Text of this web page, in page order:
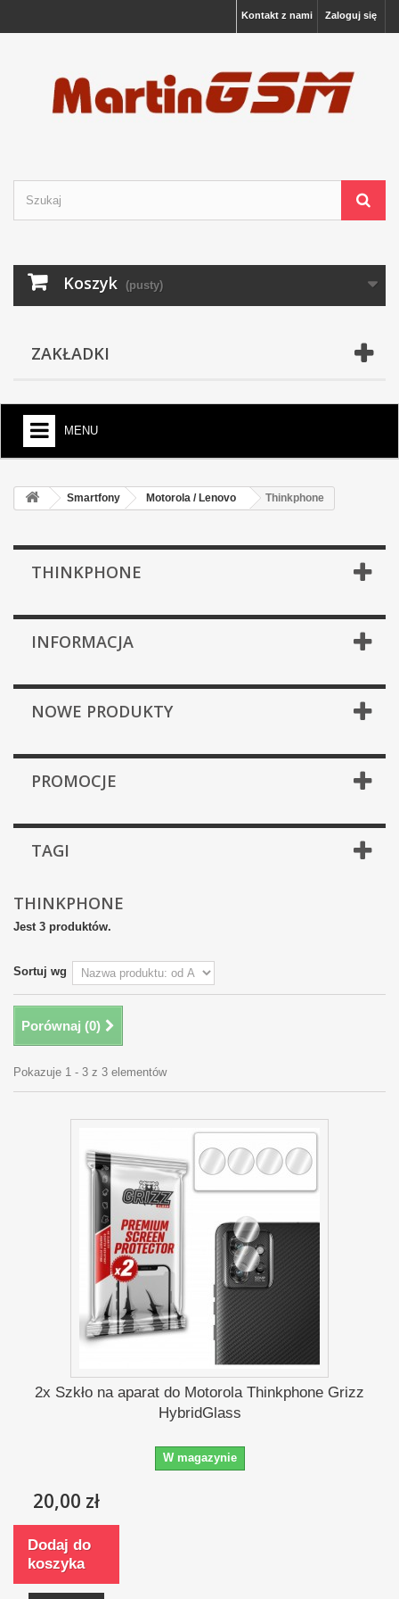
Zaloguj się
Kontakt z nami
Koszyk (pusty)
ZAKŁADKI
MENU
Smartfony Motorola / Lenovo Thinkphone
THINKPHONE
INFORMACJA
NOWE PRODUKTY
PROMOCJE
TAGI
THINKPHONE
Jest 3 produktów.
Sortuj wg
Porównaj (0)
Pokazuje 1 - 3 z 3 elementów
2x Szkło na aparat do Motorola Thinkphone Grizz
HybridGlass
W magazynie
20,00 zł
Dodaj do
koszyka